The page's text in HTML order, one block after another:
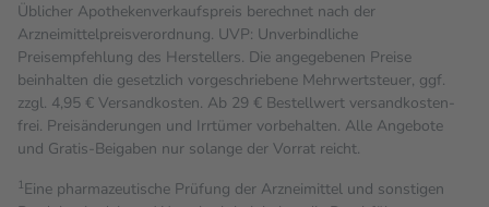
Üblicher Apothekenverkaufspreis berechnet nach der
Arzneimittelpreisverordnung. UVP: Unverbindliche
Preisempfehlung des Herstellers. Die angegebenen Preise
beinhalten die gesetzlich vorgeschriebene Mehrwertsteuer, ggf.
zzgl. 4,95 € Versandkosten. Ab 29 € Bestell­wert versand­kosten­
frei. Preisänderungen und Irrtümer vorbehalten. Alle Angebote
und Gratis-Beigaben nur solange der Vorrat reicht.
1Eine pharmazeutische Prüfung der Arzneimittel und sonstigen